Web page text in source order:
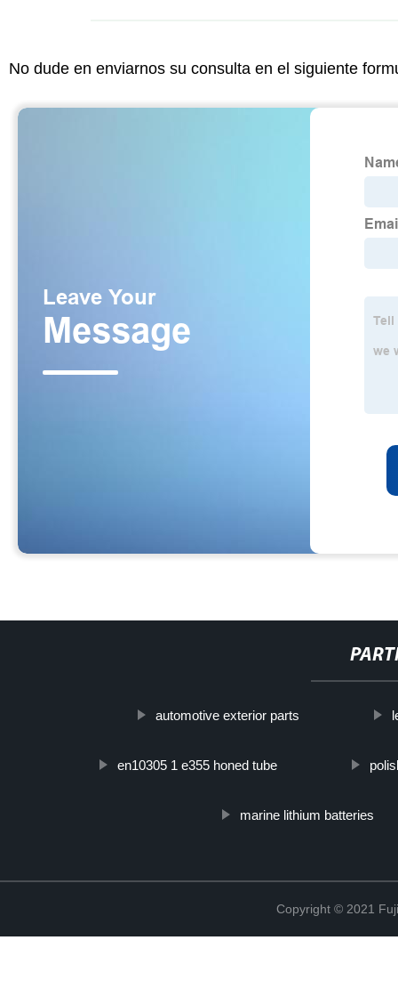
No dude en enviarnos su consulta en el siguiente
automotive exterior parts
en10305 1 e355 honed tube
marine lithium batteries
Copyright © 2021